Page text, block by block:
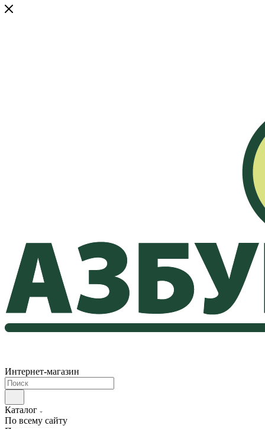
Интернет-магазин
Каталог
По всему сайту